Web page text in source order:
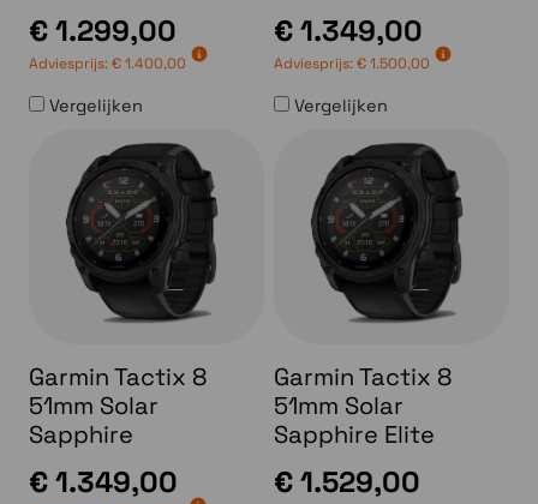
€ 1.299,00
Adviesprijs:€ 1.400,00
Vergelijken
€ 1.349,00
Adviesprijs:€ 1.500,00
Vergelijken
Garmin Tactix 8
51mm Solar
Sapphire
€ 1.349,00
Garmin Tactix 8
51mm Solar
Sapphire Elite
€ 1.529,00